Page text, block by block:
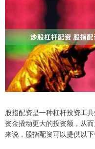
股指配资是一种杠杆投资工
资金撬动更大的投资额，从
来说，股指配资可以提供以下